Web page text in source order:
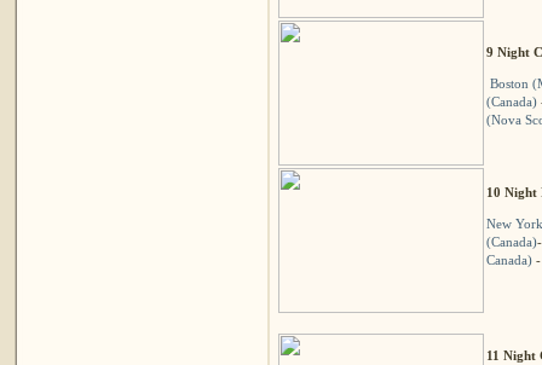
9 Night
Boston
(Canada)
(Nova
10 Night
New
(Canada)
Canada)
11 Night